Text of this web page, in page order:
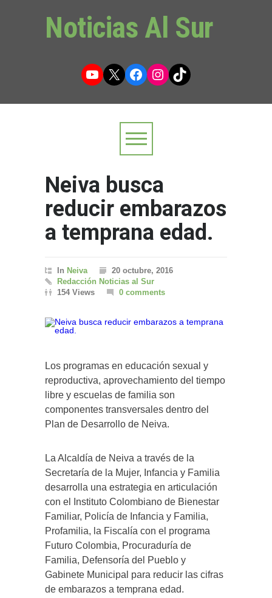
Noticias Al Sur
YouTube
X Facebook
Instagram
TikTok
Neiva busca
reducir embarazos
a temprana edad.
In Neiva
20 octubre, 2016
Redacción Noticias al Sur
154 Views
0 comments
Los programas en educación sexual y
reproductiva, aprovechamiento del tiempo
libre y escuelas de familia son
componentes transversales dentro del
Plan de Desarrollo de Neiva.
La Alcaldía de Neiva a través de la
Secretaría de la Mujer, Infancia y Familia
desarrolla una estrategia en articulación
con el Instituto Colombiano de Bienestar
Familiar, Policía de Infancia y Familia,
Profamilia, la Fiscalía con el programa
Futuro Colombia, Procuraduría de
Familia, Defensoría del Pueblo y
Gabinete Municipal para reducir las cifras
de embarazos a temprana edad.